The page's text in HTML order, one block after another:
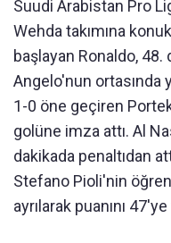
Suudi Arabistan Pro
Wehda takımına
başlayan Ronaldo, 48.
Angelo'nun ortasında
1-0 öne geçiren
golüne imza attı. Al
dakikada penaltıdan
Stefano Pioli'nin
ayrılarak puanını